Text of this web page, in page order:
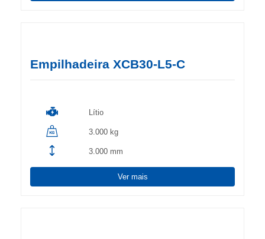
Empilhadeira XCB30-L5-C
Lítio
3.000 kg
3.000 mm
Ver mais